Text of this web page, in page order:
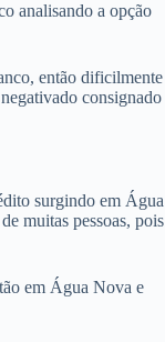
analisando a opção
então dificilmente
consignado
surgindo em Água
muitas pessoas, pois
em Água Nova e